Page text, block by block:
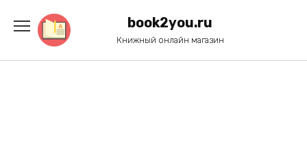
содержанию
book2you.ru
Книжный онлайн магазин